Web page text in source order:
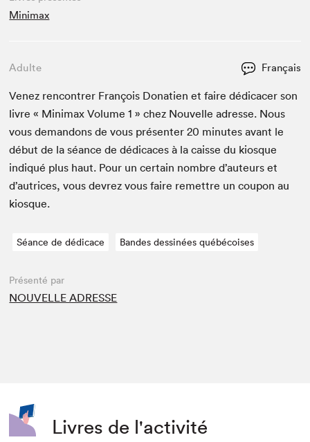
Minimax
Adulte Français
Venez ren­con­tr­er François Dona­tien et faire dédi­cac­er son
livre « Min­i­max Vol­ume1 » chez Nou­velle adresse. Nous
vous deman­dons de vous présen­ter20 min­utes avant le
début de la séance de dédi­caces à la caisse du kiosque
indiqué plus haut. Pour un cer­tain nom­bre d’auteurs et
d’autrices, vous devrez vous faire remet­tre un coupon au
kiosque.
Séance de dédicace Bandes dessinées québécoises
Présenté par
NOUVELLE ADRESSE
Livres de l'activité